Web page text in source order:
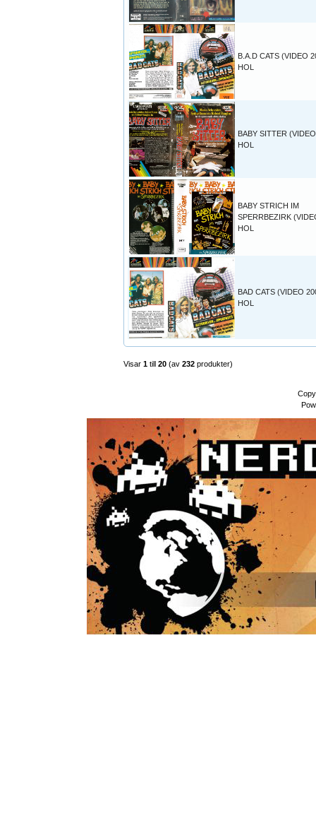
B.A.D CATS (VIDEO
HOL
BABY SITTER
HOL
BABY STRICH IM
SPERRBEZIRK
HOL
BAD CATS (VIDEO
HOL
Visar 1 till 20 (av 232 produkter)